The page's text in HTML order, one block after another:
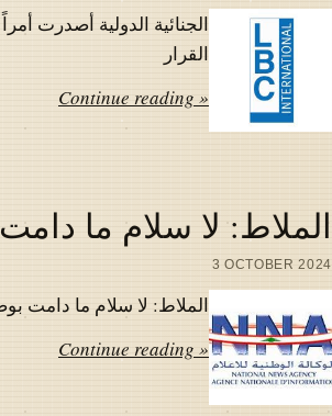
الجنائية الدولية أصدرت
القرار
Continue reading »
الملاط: لا سلام ما
3 OCTOBER 2024
الملاط: لا سلام ما دامت
Continue reading »